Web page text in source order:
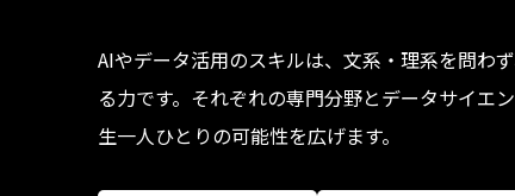
AIやデータ活用のスキルは、文系・理系を問わ
る力です。それぞれの専門分野とデータサイエ
生一人ひとりの可能性を広げます。